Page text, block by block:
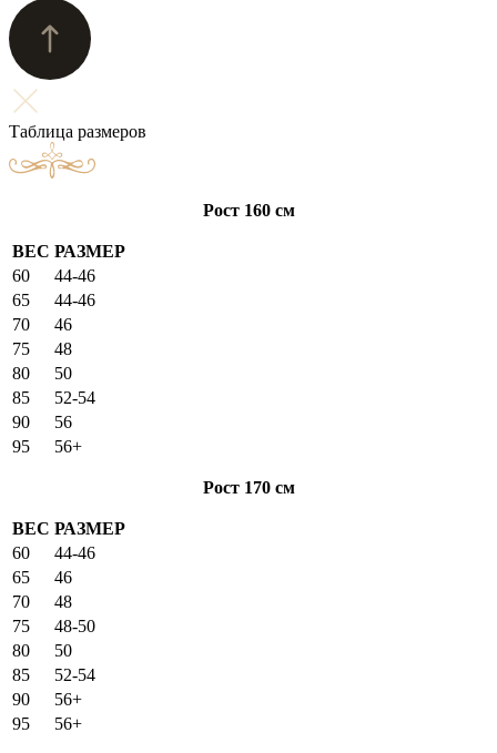
Таблица размеров
Рост 160 см
ВЕС РАЗМЕР
60
44-46
65
44-46
70
46
75
48
80
50
85
52-54
90
56
95
56+
Рост 170 см
ВЕС РАЗМЕР
60
44-46
65
46
70
48
75
48-50
80
50
85
52-54
90
56+
95
56+